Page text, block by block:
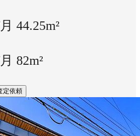
44.25m²
82m²
定依頼